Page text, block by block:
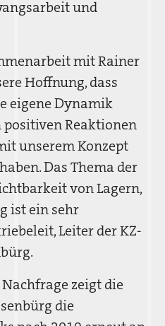
und
mit Rainer
Hoffnung, dass
eigene Dynamik
Reaktionen
unserem Konzept
Das Thema der
von Lagern,
ist ein sehr
Leiter der KZ-
zeigt die
die